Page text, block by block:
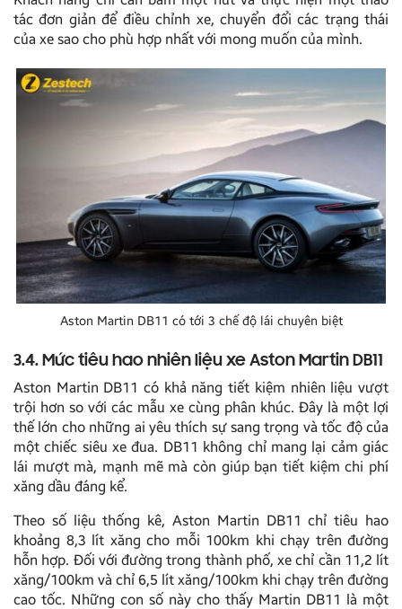
tác đơn giản để điều chỉnh xe, chuyển đổi các trạng thái
của xe sao cho phù hợp nhất với mong muốn của mình.
Aston Martin DB11 có tới 3 chế độ lái chuyên biệt
3.4. Mức tiêu hao nhiên liệu xe Aston Martin DB11
Aston Martin DB11 có khả năng tiết kiệm nhiên liệu vượt
trội hơn so với các mẫu xe cùng phân khúc. Đây là một lợi
thế lớn cho những ai yêu thích sự sang trọng và tốc độ của
một chiếc siêu xe đua. DB11 không chỉ mang lại cảm giác
lái mượt mà, mạnh mẽ mà còn giúp bạn tiết kiệm chi phí
xăng dầu đáng kể.
Theo số liệu thống kê, Aston Martin DB11 chỉ tiêu hao
khoảng 8,3 lít xăng cho mỗi 100km khi chạy trên đường
hỗn hợp. Đối với đường trong thành phố, xe chỉ cần 11,2 lít
xăng/100km và chỉ 6,5 lít xăng/100km khi chạy trên đường
cao tốc. Những con số này cho thấy Martin DB11 là một